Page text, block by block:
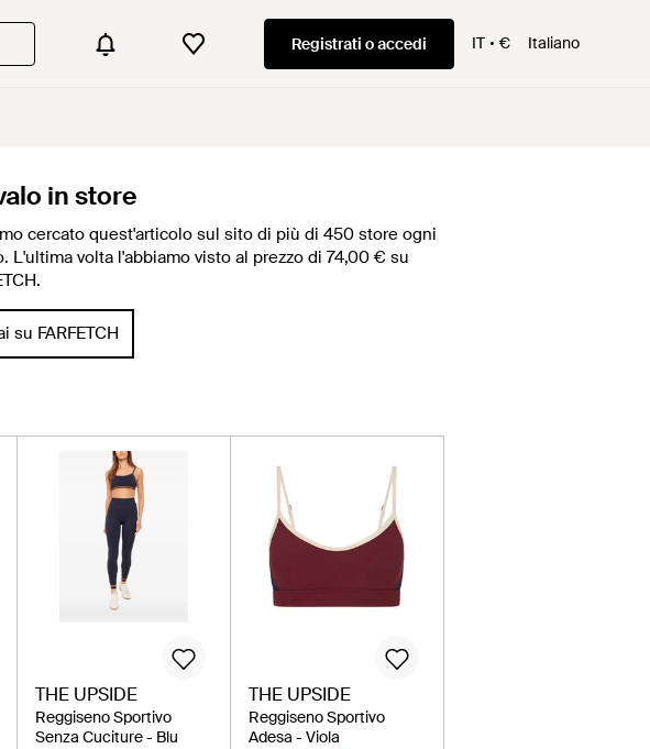
Registrati o accedi IT € Italiano
in store
cercato quest'articolo sul sito di più di 450 store ogni
L'ultima volta l'abbiamo visto al prezzo di 74,00 € su
su FARFETCH
THE UPSIDE
Reggiseno Sportivo
Senza Cuciture - Blu
THE UPSIDE
Reggiseno Sportivo
Adesa - Viola